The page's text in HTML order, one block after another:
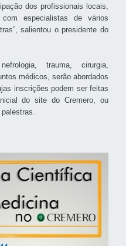
dos profissionais locais,
especialistas de vários
salientou o presidente do
trauma, cirurgia,
médicos, serão abordados
inscrições podem ser feitas
do site do Cremero, ou